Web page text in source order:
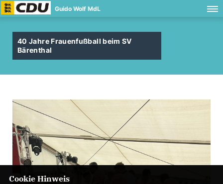
Guido Wolf MdL
40 Jahre Frauenfußball beim SV
Bärenthal
Cookie Hinweis